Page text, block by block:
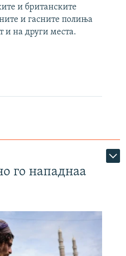
и британските
и гасните полиња
и на други места.
го нападнаа